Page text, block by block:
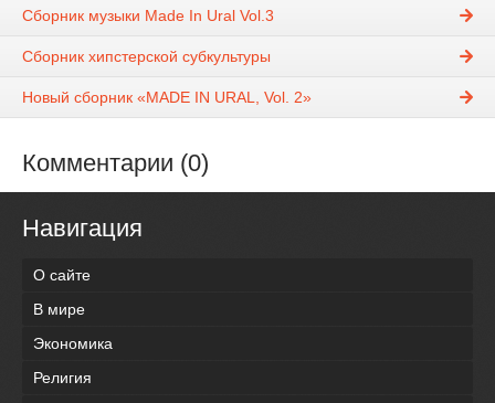
Сборник музыки Made In Ural Vol.3
Сборник хипстерской субкультуры
Новый сборник «MADE IN URAL, Vol. 2»
Комментарии (0)
Навигация
О сайте
В мире
Экономика
Религия